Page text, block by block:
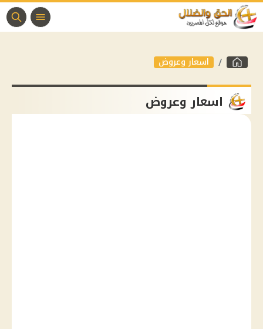
اسعار وعروض
اسعار وعروض